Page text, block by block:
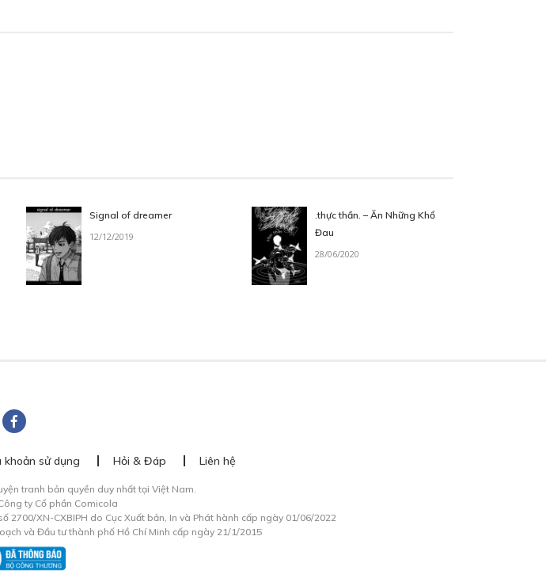
Signal of dreamer
12/12/2019
.thực thần. – Ăn Những Khổ
Đau
28/06/2020
khoản sử dụng Hỏi & Đáp Liên hệ
tranh bản quyền duy nhất tại Việt Nam.
ty Cổ phần Comicola
XN-CXBIPH do Cục Xuất bản, In và Phát hành cấp ngày 01/06/2022
và Đầu tư thành phố Hồ Chí Minh cấp ngày 21/1/2015